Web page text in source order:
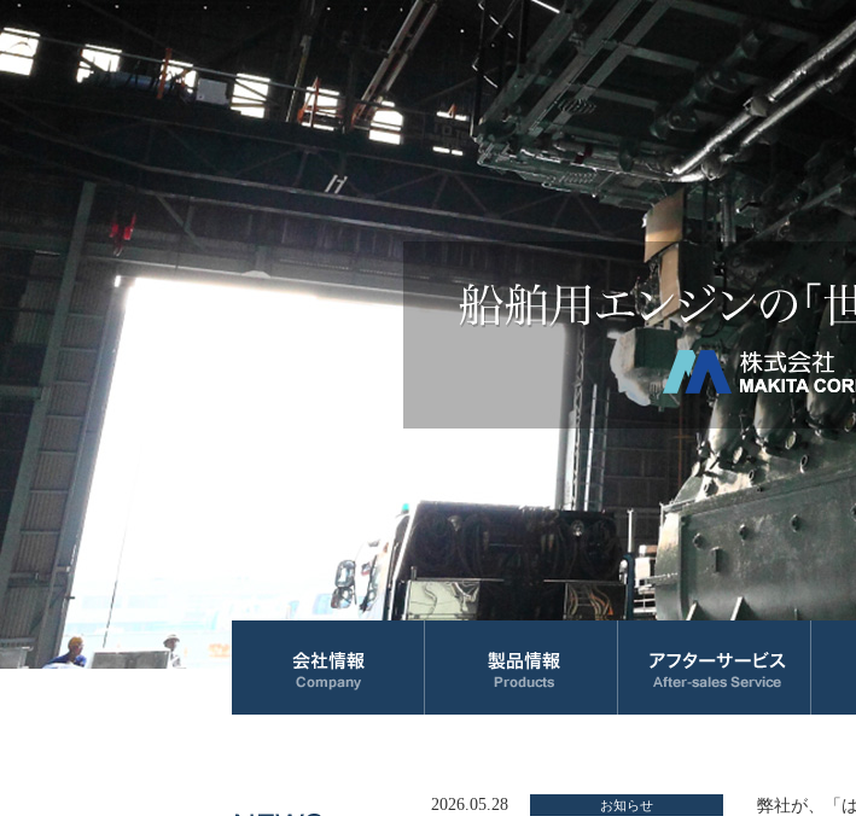
2026.05.28 お知らせ 弊社が、「